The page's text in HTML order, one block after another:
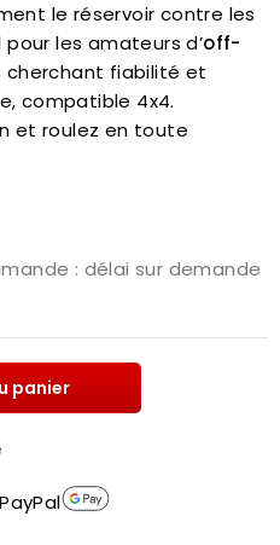
le réservoir contre les
les amateurs d’off-
cherchant fiabilité et
compatible 4x4.
et roulez en toute
: délai sur demande
panier